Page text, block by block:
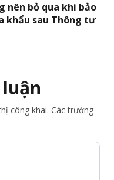
nên bỏ qua khi bảo
khẩu sau Thông tư
công khai. Các trường